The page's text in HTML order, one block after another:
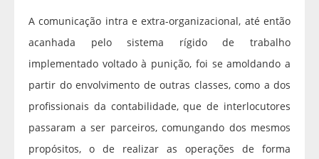
A comunicação intra e extra-organizacional, até então
acanhada pelo sistema rígido de trabalho
implementado voltado à punição, foi se amoldando a
partir do envolvimento de outras classes, como a dos
profissionais da contabilidade, que de interlocutores
passaram a ser parceiros, comungando dos mesmos
propósitos, o de realizar as operações de forma